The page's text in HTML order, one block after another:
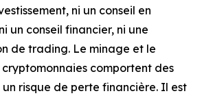
ni un conseil en
un conseil financier, ni une
de trading. Le minage et le
comportent des
un risque de perte financière. Il est